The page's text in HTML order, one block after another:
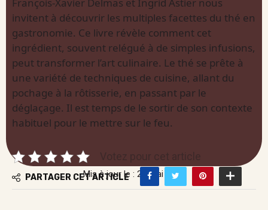
Mis à jour le : 26 mai 2026
invitent à découvrir les multiples facettes du thé en
gastronomie. Ce livre révèle comment cet
ingrédient, souvent relégué à de simples infusions,
peut transformer l’art culinaire. Le thé se prête à
une variété de techniques de cuisine, allant du
pochage à la rôtisserie, en passant par le
déglaçage. Il est temps de le sortir de son contexte
habituel pour le mettre sur le feu.
Votez pour cet article
PARTAGER CET ARTICLE